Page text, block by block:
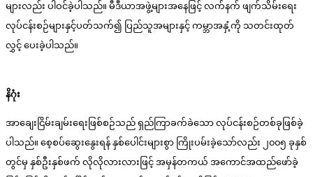
များလည်း ပါဝင်ခဲ့ပါသည်။ မီဒီယာအဖွဲ့များအနေဖြင့် လက်နက် ဖျက်သိမ်းရေး
လုပ်ငန်းစဉ်များနှင့်ပတ်သက်၍ ပြည်သူအများနှင့် ကမ္ဘာအနှံ့ကို သတင်းထုတ်
လွှင့် ပေးခဲ့ပါသည်။
နိဂုံး
အာချေးငြိမ်းချမ်းရေးဖြစ်စဉ်သည် ရှည်ကြာခက်ခဲသော လုပ်ငန်းစဉ်တစ်ခုဖြစ်ခဲ့
ပါသည်။ စေ့စပ်ဆွေးနွေးရန် နှစ်ပေါင်းများစွာ ကြိုးပမ်းခဲ့သော်လည်း ၂၀၀၅ ခုနှစ်
တွင်မှ နှစ်ဦးနှစ်ဖက် လိုလိုလားလားဖြင့် အမှန်တကယ် အကောင်အထည်ဖော်ခဲ့